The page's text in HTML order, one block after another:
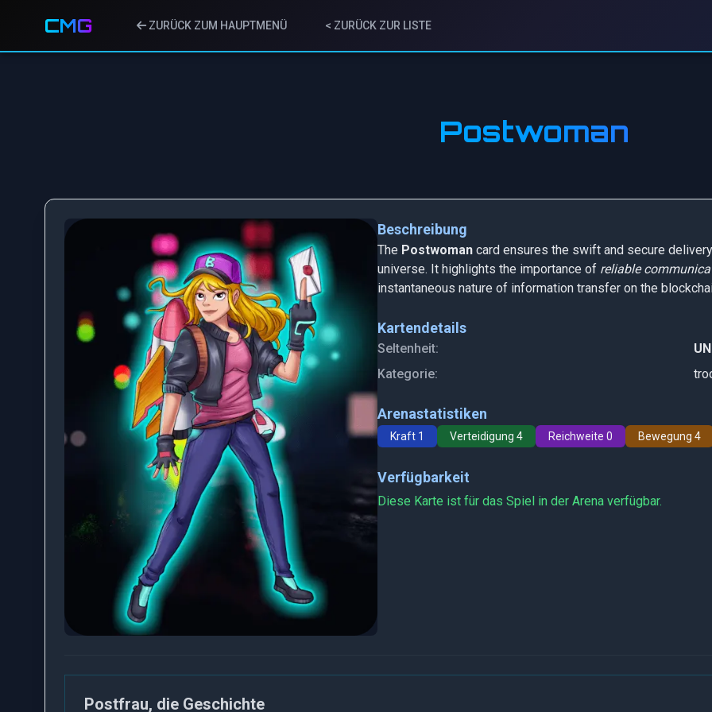
CMG ZURÜCK ZUM HAUPTMENÜ < ZURÜCK ZUR LISTE
Postwoman
Beschreibung
The Postwoman card ensures the swift and secure
universe. It highlights the importance of reliable
instantaneous nature of information transfer on the
Kartendetails
Seltenheit:
Kategorie:
Arenastatistiken
Kraft 1 Verteidigung 4 Reichweite 0 Bewegung 4
Verfügbarkeit
Diese Karte ist für das Spiel in der Arena verfügbar.
Postfrau, die Geschichte